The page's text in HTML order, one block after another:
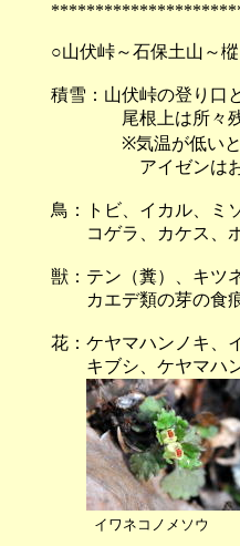
○山伏峠～石保土山～
積雪：山伏峠の登り口
尾根上は所々残っ
※気温が低いと雪の
アイゼンはお持
鳥：トビ、イカル、ミ
コゲラ、カケス、ホ
獣：テン（糞）、キツ
カエデ類の芽の食痕
花：ケヤマハンノキ
キブシ、ケヤマハン
イワネコノ